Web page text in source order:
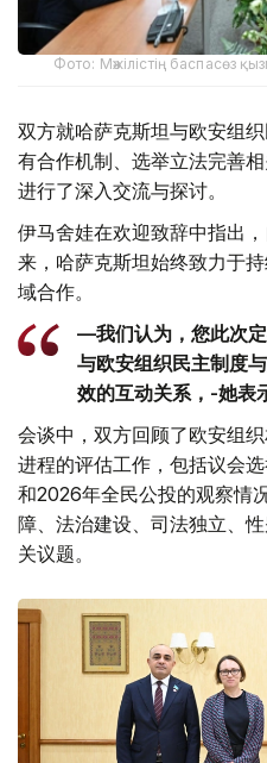
Фото: Мәжілістің баспасөз
双方就哈萨克斯坦与欧安组
有合作机制、选举立法完善
进行了深入交流与探讨。
伊马舍娃在欢迎致辞中指出
来，哈萨克斯坦始终致力于
域合作。
—我们认为，您此次
与欧安组织民主制度
效的互动关系，-她表
会谈中，双方回顾了欧安组
进程的评估工作，包括议会
和2026年全民公投的观察情
障、法治建设、司法独立、
关议题。